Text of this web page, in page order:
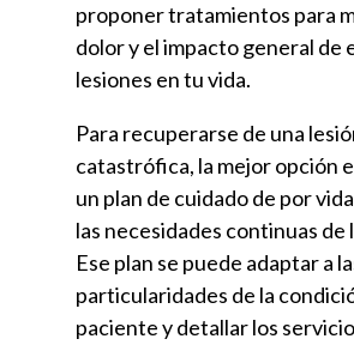
proponer tratamientos para
dolor y el impacto general de
lesiones en tu vida.
Para recuperarse de una
catastrófica, la mejor opción
un plan de cuidado de por
las necesidades continuas de
Ese plan se puede adaptar a
particularidades de la
paciente y detallar los